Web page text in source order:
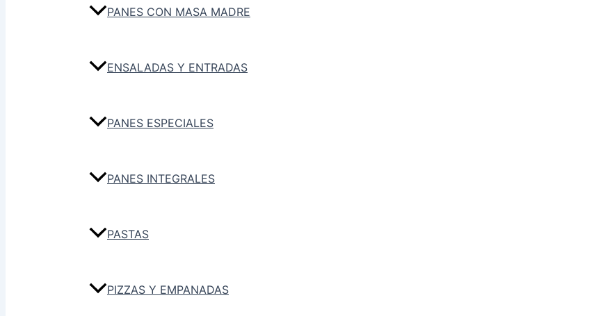
PANES CON MASA MADRE
ENSALADAS Y ENTRADAS
PANES ESPECIALES
PANES INTEGRALES
PASTAS
PIZZAS Y EMPANADAS